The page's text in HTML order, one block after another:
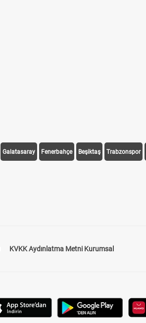
Galatasaray Fenerbahçe Beşiktaş Trabzonspor
KVKK Aydınlatma Metni Kurumsal